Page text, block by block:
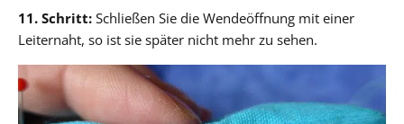
11. Schritt: Schließen Sie die Wendeöffnung mit einer
Leiternaht, so ist sie später nicht mehr zu sehen.